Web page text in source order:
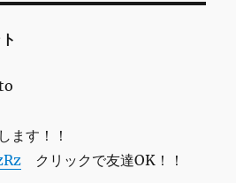
ます！！
クリックで友達OK！！